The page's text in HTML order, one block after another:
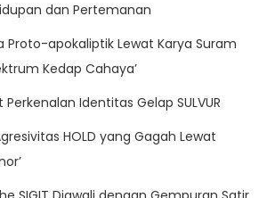
dan Pertemanan
Proto-apokaliptik Lewat Karya Suram
Kedap Cahaya’
Identitas Gelap SULVUR
HOLD yang Gagah Lewat